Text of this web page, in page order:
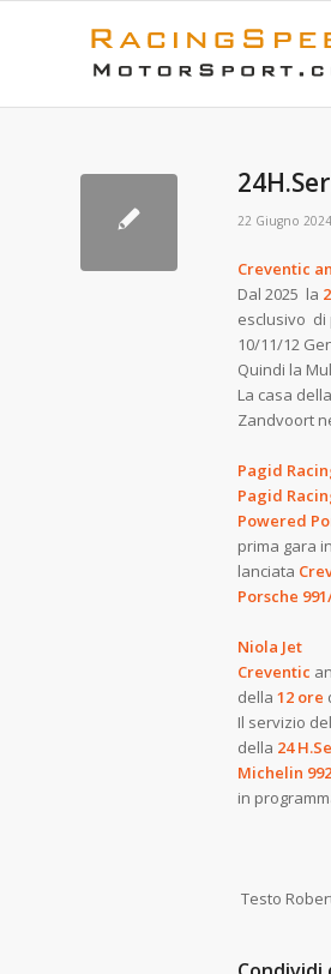
22 Giugno 2024
Creventic
Dal 2025 la
esclusivo di
10/11/12
Quindi la
La casa della
Zandvoort
Pagid
Pagid
Powered
prima gara
lanciata
Porsche
Niola Jet
Creventic
della 12 ore
Il servizio
della 24
Michelin
in
Testo